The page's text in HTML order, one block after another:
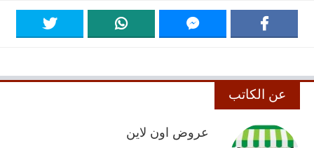
عن الكاتب
عروض اون لاين